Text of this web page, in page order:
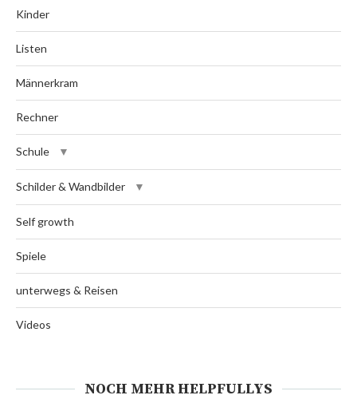
Kinder
Listen
Männerkram
Rechner
Schule
Schilder & Wandbilder
Self growth
Spiele
unterwegs & Reisen
Videos
NOCH MEHR HELPFULLYS